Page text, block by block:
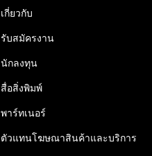
เกี่ยวกับ
รับสมัครงาน
นักลงทุน
สื่อสิ่งพิมพ์
พาร์ทเนอร์
ตัวแทนโฆษณาสินค้าและบริการ